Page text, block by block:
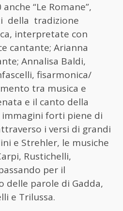
“Le Romane”,
della tradizione
interpretate con
cantante; Arianna
Annalisa Baldi,
fisarmonica/
tra musica e
e il canto della
immagini forti piene di
i versi di grandi
e Strehler, le musiche
Rustichelli,
per il
delle parole di Gadda,
e Trilussa.